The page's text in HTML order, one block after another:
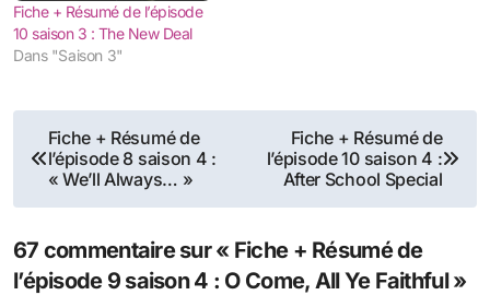
Fiche + Résumé de l’épisode
10 saison 3 : The New Deal
Dans "Saison 3"
Navigation
de
Fiche + Résumé de
l’épisode 8 saison 4 :
« We’ll Always… »
Fiche + Résumé de
l’épisode 10 saison 4 :
After School Special
67 commentaire sur « Fiche + Résumé de
l’épisode 9 saison 4 : O Come, All Ye Faithful »